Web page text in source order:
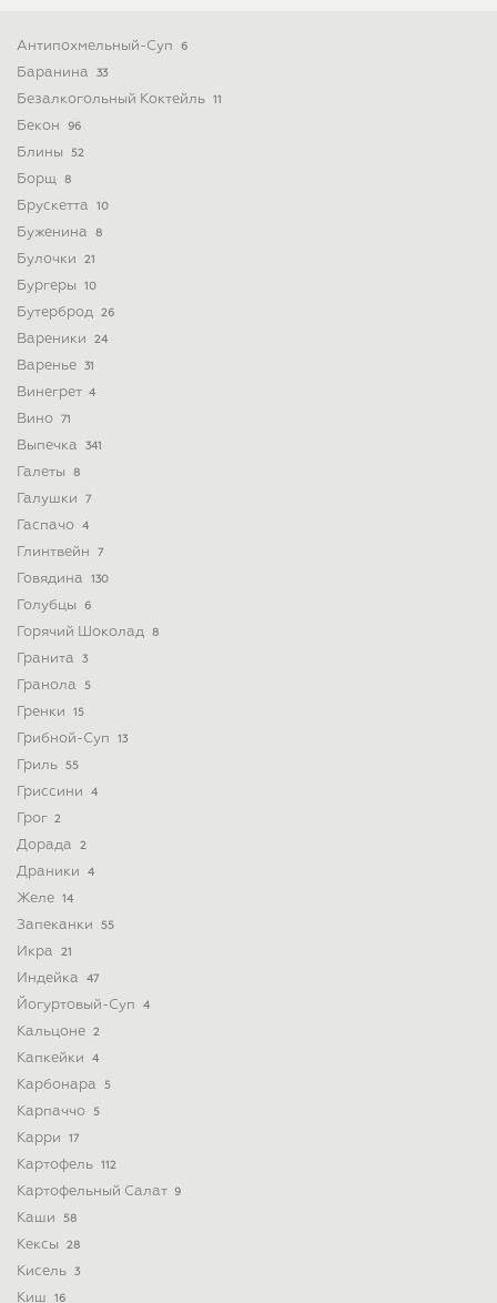
Антипохмельный-Суп 6
Баранина 33
Безалкогольный Коктейль 11
Бекон 96
Блины 52
Борщ 8
Брускетта 10
Буженина 8
Булочки 21
Бургеры 10
Бутерброд 26
Вареники 24
Варенье 31
Винегрет 4
Вино 71
Выпечка 341
Галеты 8
Галушки 7
Гаспачо 4
Глинтвейн 7
Говядина 130
Голубцы 6
Горячий Шоколад 8
Гранита 3
Гранола 5
Гренки 15
Грибной-Суп 13
Гриль 55
Гриссини 4
Грог 2
Дорада 2
Драники 4
Желе 14
Запеканки 55
Икра 21
Индейка 47
Йогуртовый-Суп 4
Кальцоне 2
Капкейки 4
Карбонара 5
Карпаччо 5
Карри 17
Картофель 112
Картофельный Салат 9
Каши 58
Кексы 28
Кисель 3
Киш 16